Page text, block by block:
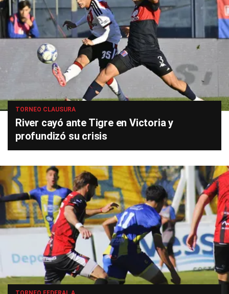
TORNEO CLAUSURA
River cayó ante Tigre en Victoria y
profundizó su crisis